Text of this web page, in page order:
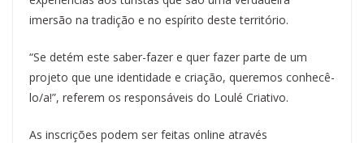
imersão na tradição e no espírito deste território.
“Se detém este saber-fazer e quer fazer parte de um
projeto que une identidade e criação, queremos conhecê-
lo/a!”, referem os responsáveis do Loulé Criativo.
As inscrições podem ser feitas online através